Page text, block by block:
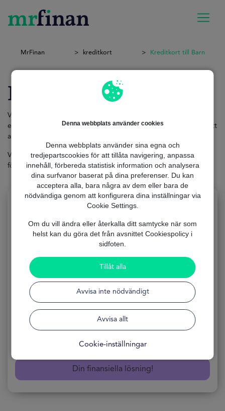
Denna webbplats använder cookies
Denna webbplats använder sina egna och
tredjepartscookies för att tillåta navigering, anpassa
innehåll, förbereda statistisk information och analysera
dina surfvanor baserat på dina preferenser. Du kan
acceptera alla, bara några av dem eller bara de
nödvändiga genom att konfigurera dina inställningar via
Cookie Settings.
Om du vill ändra eller återkalla ditt samtycke när som
helst kan du göra det från avsnittet Cookiespolicy i
sidfoten.
Tillåt alla
Avvisa inte nödvändigt
Avvisa allt
Cookie-inställningar
MrFinan kreditkort Kreditkort till Barn
Kreditkort till Barn
Vill du ha ett
ett utmärkt verktyg för att lära dem att hantera sina pengar på ett
ansvarsfullt sätt.
Vänta inte längre! Börja idag och hitta detperfekta kreditkortet
för dina barn, snabbt och utan krångel!
Kreditkort till barn
ANSÖKNING 100% Online
FORMULÄRET Gratis
TILLGÄNGLIGHET 24 Timmar
Få det nu!
Din finansiella lösning!